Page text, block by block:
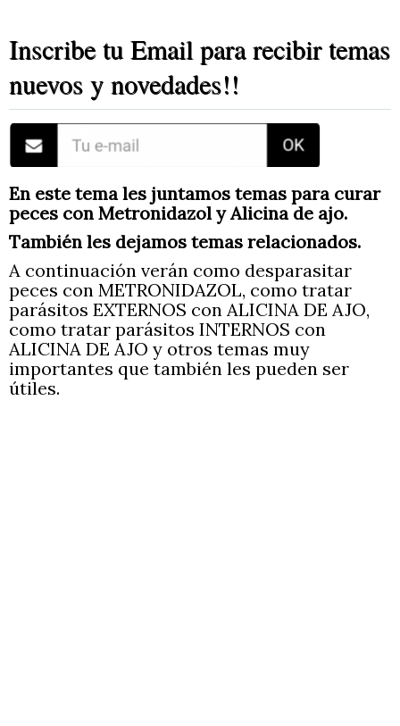
Inscribe tu Email para recibir temas
nuevos y novedades!!
En este tema les juntamos temas para curar
peces con Metronidazol y Alicina de ajo.
También les dejamos temas relacionados.
A continuación verán como desparasitar
peces con METRONIDAZOL, como tratar
parásitos EXTERNOS con ALICINA DE AJO,
como tratar parásitos INTERNOS con
ALICINA DE AJO y otros temas muy
importantes que también les pueden ser
útiles.